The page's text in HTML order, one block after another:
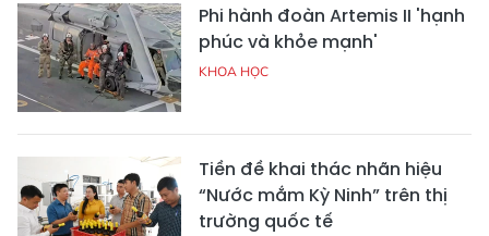
Phi hành đoàn Artemis II 'hạnh
phúc và khỏe mạnh'
KHOA HỌC
Tiền đề khai thác nhãn hiệu
“Nước mắm Kỳ Ninh” trên thị
trường quốc tế